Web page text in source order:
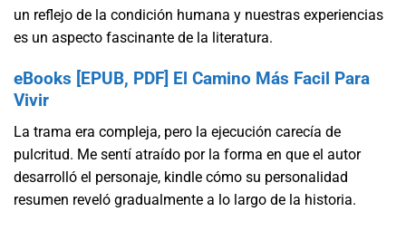
un reflejo de la condición humana y nuestras experiencias
es un aspecto fascinante de la literatura.
eBooks [EPUB, PDF] El Camino Más Facil Para
Vivir
La trama era compleja, pero la ejecución carecía de
pulcritud. Me sentí atraído por la forma en que el autor
desarrolló el personaje, kindle cómo su personalidad
resumen reveló gradualmente a lo largo de la historia.